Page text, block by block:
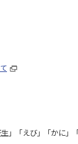
」「えび」「かに」